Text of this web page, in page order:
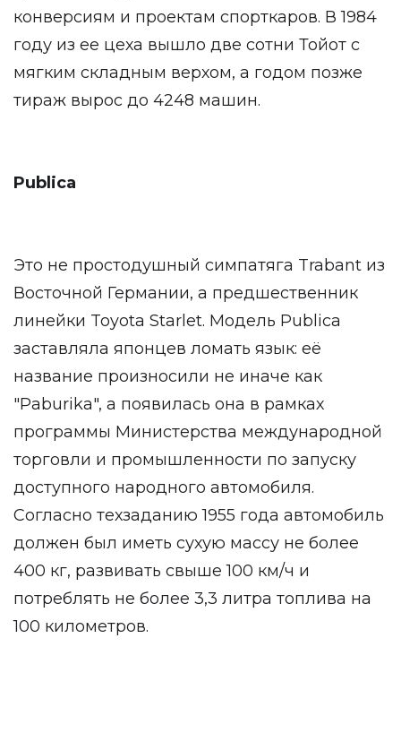
конверсиям и проектам спорткаров. В 1984
году из ее цеха вышло две сотни Тойот с
мягким складным верхом, а годом позже
тираж вырос до 4248 машин.
Publica
Это не простодушный симпатяга Trabant из
Восточной Германии, а предшественник
линейки Toyota Starlet. Модель Publica
заставляла японцев ломать язык: её
название произносили не иначе как
"Paburika", а появилась она в рамках
программы Министерства международной
торговли и промышленности по запуску
доступного народного автомобиля.
Согласно техзаданию 1955 года автомобиль
должен был иметь сухую массу не более
400 кг, развивать свыше 100 км/ч и
потреблять не более 3,3 литра топлива на
100 километров.